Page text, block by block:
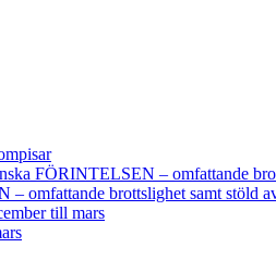
FÖRINTELSEN – omfattande
omfattande brottslighet samt stöld
till mars